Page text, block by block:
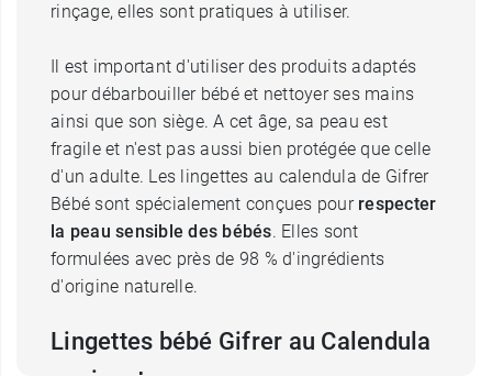
rinçage, elles sont pratiques à utiliser.
Il est important d'utiliser des produits adaptés
pour débarbouiller bébé et nettoyer ses mains
ainsi que son siège. A cet âge, sa peau est
fragile et n'est pas aussi bien protégée que celle
d'un adulte. Les lingettes au calendula de Gifrer
Bébé sont spécialement conçues pour respecter
la peau sensible des bébés. Elles sont
formulées avec près de 98 % d'ingrédients
d'origine naturelle.
Lingettes bébé Gifrer au Calendula